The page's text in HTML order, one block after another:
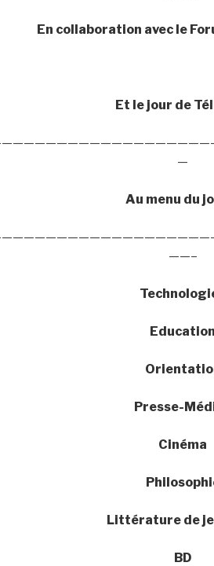
En collaboration avec le
Et le jour de
—
Au menu du
——–
Education
Presse-
Cinéma
Littérature de
BD